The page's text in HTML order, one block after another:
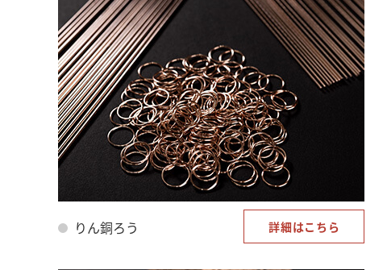
りん銅ろう 詳細はこちら